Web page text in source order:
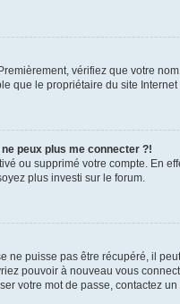
vérifiez que votre
que le propriétaire du site
peux plus me connecter ?!
ou supprimé votre compte.
plus investi sur le forum.
ne puisse pas être récupéré, il
pouvoir à nouveau vous
votre mot de passe, contactez